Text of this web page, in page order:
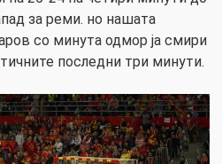
за реми. но нашата
со минута одмор ја смири
последни три минути.